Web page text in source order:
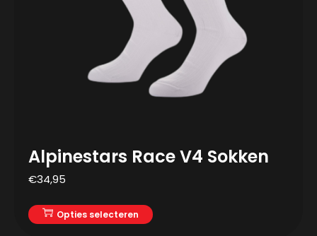
Alpinestars Race V4 Sokken
€34,95
Opties selecteren